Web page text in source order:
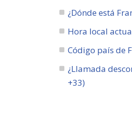
¿Dónde está
Hora local
Código país de
¿Llamada
+33)